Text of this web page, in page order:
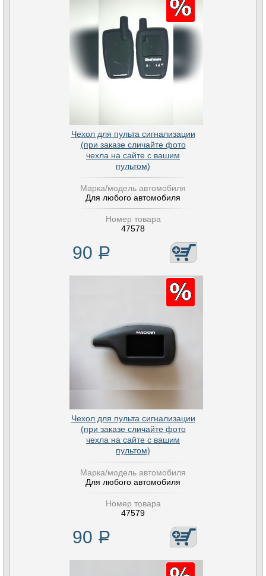
Чехол для пульта сигнализации
(при заказе сличайте фото
чехла на сайте с вашим
пультом)
Марка/модель автомобиля
Для любого автомобиля
Номер товара
47578
90 Р
Чехол для пульта сигнализации
(при заказе сличайте фото
чехла на сайте с вашим
пультом)
Марка/модель автомобиля
Для любого автомобиля
Номер товара
47579
90 Р